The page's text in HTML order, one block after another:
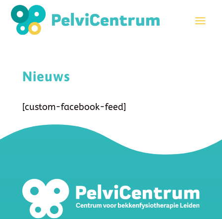
Nieuws
[custom-facebook-feed]